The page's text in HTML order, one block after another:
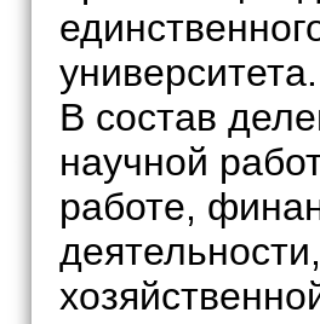
университета.
В состав
научной
работе,